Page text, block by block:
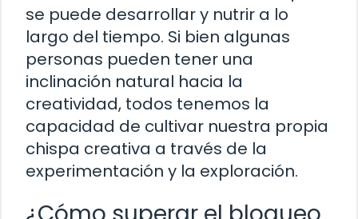
se puede desarrollar y nutrir a lo
largo del tiempo. Si bien algunas
personas pueden tener una
inclinación natural hacia la
creatividad, todos tenemos la
capacidad de cultivar nuestra propia
chispa creativa a través de la
experimentación y la exploración.